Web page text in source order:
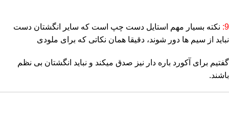
9: نکته بسیار مهم استایل دست چپ است که سایر انگشتان دست
نباید از سیم ها دور شوند، دقیقا همان نکاتی که برای ملودی
گفتیم برای آکورد باره دار نیز صدق میکند و نباید انگشتان بی نظم
باشند.